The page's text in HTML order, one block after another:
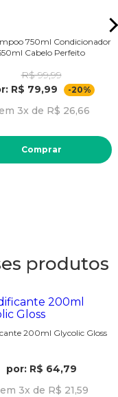
750ml Condicionador
Cabelo Perfeito
R$ 99,99
R$ 79,99
-20%
3x de R$ 26,66
Comprar
produtos
200ml Glycolic Gloss
por: R$ 64,79
3x de R$ 21,59